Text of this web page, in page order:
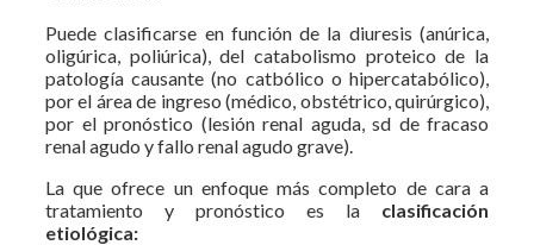
Puede clasificarse en función de la diuresis (anúrica,
oligúrica, poliúrica), del catabolismo proteico de la
patología causante (no catbólico o hipercatabólico),
por el área de ingreso (médico, obstétrico, quirúrgico),
por el pronóstico (lesión renal aguda, sd de fracaso
renal agudo y fallo renal agudo grave).
La que ofrece un enfoque más completo de cara a
tratamiento y pronóstico es la clasificación
etiológica: